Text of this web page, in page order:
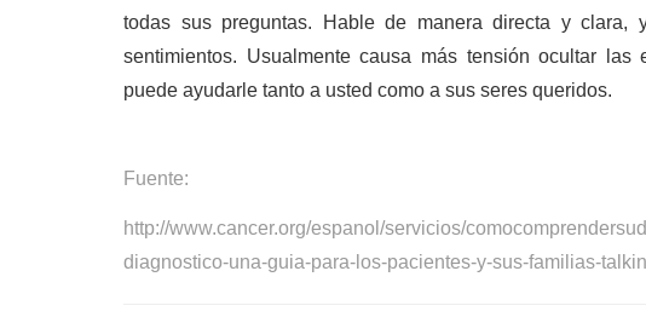
todas sus preguntas. Hable de manera directa y clara,
sentimientos. Usualmente causa más tensión ocultar las
puede ayudarle tanto a usted como a sus seres queridos.
Fuente:
http://www.cancer.org/espanol/servicios/
diagnostico-una-guia-para-los-pacientes-y-sus-familias-